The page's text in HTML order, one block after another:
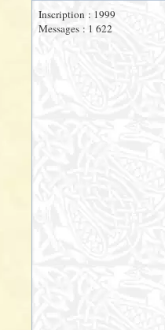
Inscription : 1999
Messages : 1 622